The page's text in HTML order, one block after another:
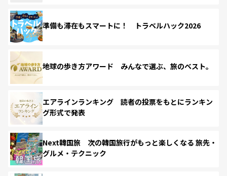
準備も滞在もスマートに！ トラベルハック2026
地球の歩き方アワード みんなで選ぶ、旅のベスト。
エアラインランキング 読者の投票をもとにランキン
グ形式で発表
Next韓国旅 次の韓国旅行がもっと楽しくなる 旅先・
グルメ・テクニック